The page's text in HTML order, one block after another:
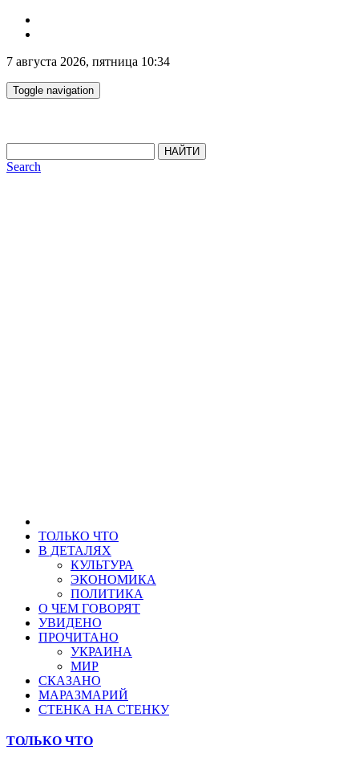
7 августа 2026, пятница 10:34
Toggle navigation
НАЙТИ
Search
ТОЛЬКО ЧТО
В ДЕТАЛЯХ
КУЛЬТУРА
ЭКОНОМИКА
ПОЛИТИКА
О ЧЕМ ГОВОРЯТ
УВИДЕНО
ПРОЧИТАНО
УКРАИНА
МИР
СКАЗАНО
МАРАЗМАРИЙ
СТЕНКА НА СТЕНКУ
ТОЛЬКО ЧТО